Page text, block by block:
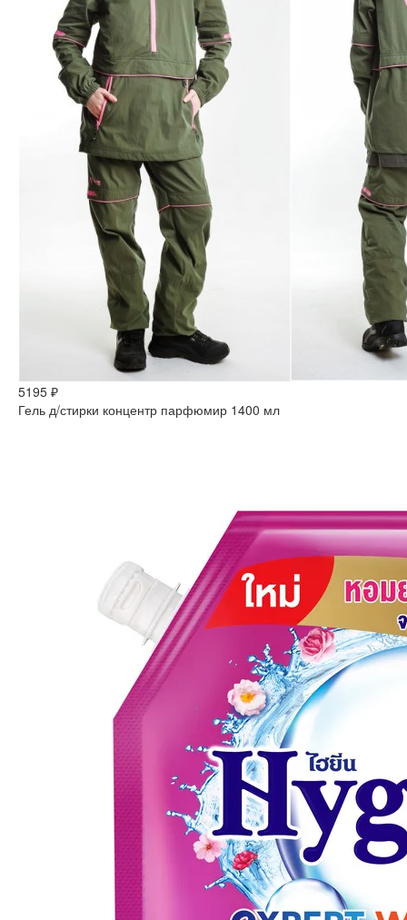
5195 ₽
Гель д/стирки концентр парфюмир 1400 мл